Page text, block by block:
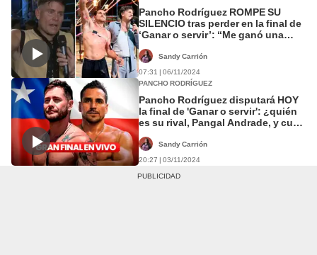
Pancho Rodríguez ROMPE SU
SILENCIO tras perder en la final de
‘Ganar o servir’: “Me ganó una
Sandy Carrión
07:31 | 06/11/2024
PANCHO RODRÍGUEZ
Pancho Rodríguez disputará HOY
la final de 'Ganar o servir': ¿quién
es su rival, Pangal Andrade, y cuál
Sandy Carrión
20:27 | 03/11/2024